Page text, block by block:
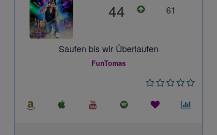
44 61
Saufen bis wir Überlaufen
FunTomas